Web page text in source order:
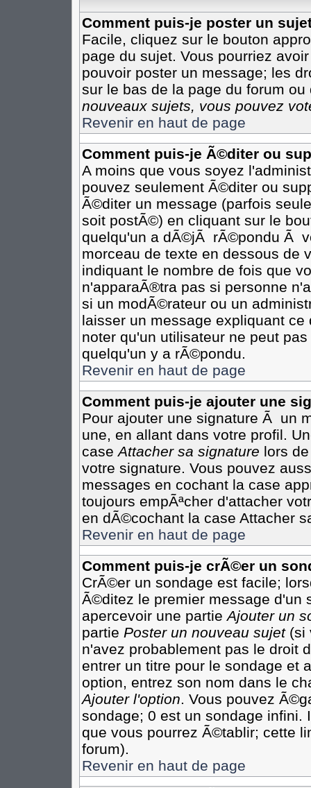
Comment puis-je poster un
Facile, cliquez sur le bouton
page du sujet. Vous pourriez
pouvoir poster un message; les
sur le bas de la page du forum
nouveaux sujets, vous pouvez
Revenir en haut de page
Comment puis-je Ã©diter ou
A moins que vous soyez
pouvez seulement Ã©diter ou
Ã©diter un message (parfois
soit postÃ©) en cliquant sur le
quelqu'un a dÃ©jÃ rÃ©pondu Ã
morceau de texte en dessous de
indiquant le nombre de fois que
n'apparaÃ®tra pas si personne
si un modÃ©rateur ou un
laisser un message expliquant
noter qu'un utilisateur ne peut
quelqu'un y a rÃ©pondu.
Revenir en haut de page
Comment puis-je ajouter une
Pour ajouter une signature Ã un
une, en allant dans votre profil.
caseAttacher sa signature lors
votre signature. Vous pouvez
messages en cochant la case
toujours empÃªcher d'attacher
en dÃ©cochant la case Attacher
Revenir en haut de page
Comment puis-je crÃ©er un
CrÃ©er un sondage est facile;
Ã©ditez le premier message d'un
apercevoir une partieAjouter un
partie Poster un nouveau sujet(si
n'avez probablement pas le droit
entrer un titre pour le sondage et
option, entrez son nom dans le
Ajouter l'option. Vous pouvez
sondage; 0 est un sondage infini.
que vous pourrez Ã©tablir; cette
forum).
Revenir en haut de page